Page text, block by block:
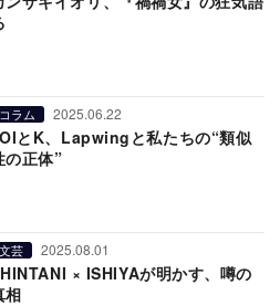
コラム 2025.06.22
とK、Lapwingと私たちの“類似
の正体”
文芸 2025.08.01
× ISHIYAが明かす、噂の
相